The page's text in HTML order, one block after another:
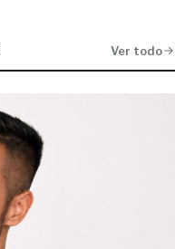
Ver todo